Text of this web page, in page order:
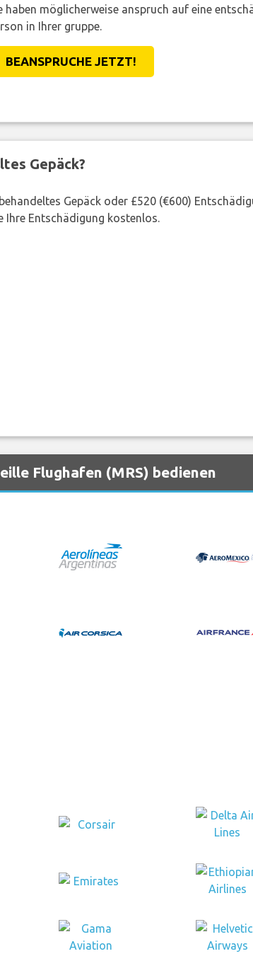
haben möglicherweise anspruch auf eine
in Ihrer gruppe.
BEANSPRUCHE JETZT!
Gepäck?
Gepäck oder £520 (€600)
Ihre Entschädigung kostenlos.
Flughafen (MRS) bedienen